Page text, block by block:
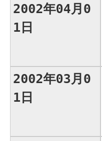
2002年04月0
1日
2002年03月0
1日